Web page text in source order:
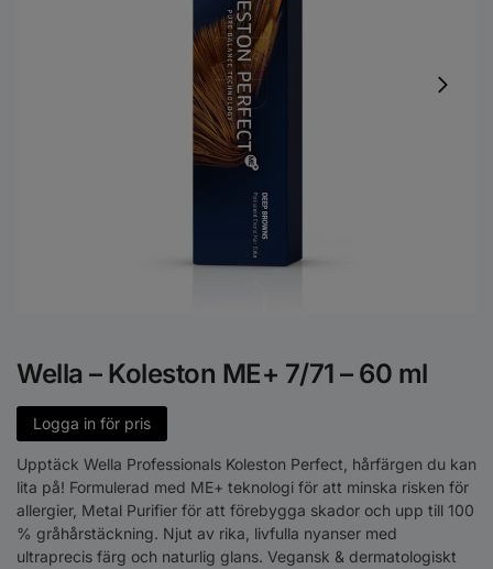
Wella – Koleston ME+ 7/71 – 60 ml
Logga in för pris
Upptäck Wella Professionals Koleston Perfect, hårfärgen du kan
lita på! Formulerad med ME+ teknologi för att minska risken för
allergier, Metal Purifier för att förebygga skador och upp till 100
% gråhårstäckning. Njut av rika, livfulla nyanser med
ultraprecis färg och naturlig glans. Vegansk & dermatologiskt